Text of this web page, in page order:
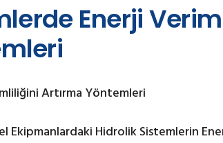
Enerji
Artırma Yöntemleri
Ekipmanlardaki Hidrolik Sistemlerin